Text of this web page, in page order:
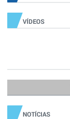
VÍDEOS
NOTÍCIAS